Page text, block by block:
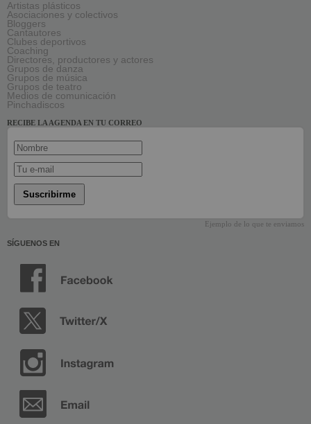
Artistas plásticos
Asociaciones y colectivos
Bloggers
Cantautores
Clubes deportivos
Coaching
Directores, productores y actores
Grupos de danza
Grupos de música
Grupos de teatro
Medios de comunicación
Pinchadiscos
RECIBE LA AGENDA EN TU CORREO
Suscribirme
Ejemplo de lo que te enviamos
SÍGUENOS EN